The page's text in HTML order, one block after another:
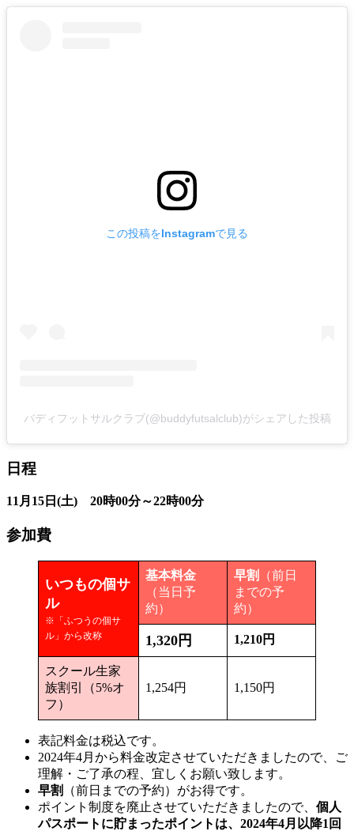
この投稿をInstagramで見る
バディフットサルクラブ(@buddyfutsalclub)がシェアした投稿
日程
11月15日(土) 20時00分～22時00分
参加費
いつもの個サ
ル
※「ふつうの個サ
ル」から改称
基本料金
（当日予
約）
早割
（前日
までの予
約）
1,320円 1,210円
スクール生家
族割引（5%オ
フ）
1,254円 1,150円
表記料金は税込です。
2024年4月から料金改定させていただきましたので、ご
理解・ご了承の程、宜しくお願い致します。
早割
（前日までの予約）がお得です。
ポイント制度を廃止させていただきましたので、 個人
パスポートに貯まったポイントは、2024年4月以降1回